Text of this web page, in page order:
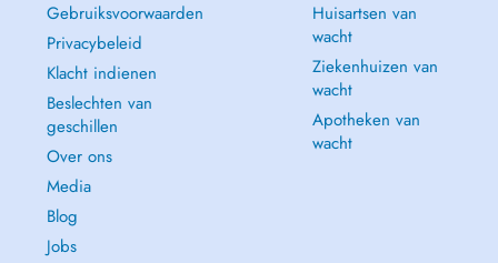
Gebruiksvoorwaarden
Privacybeleid
Klacht indienen
Beslechten van
geschillen
Over ons
Media
Blog
Jobs
Huisartsen van
wacht
Ziekenhuizen van
wacht
Apotheken van
wacht